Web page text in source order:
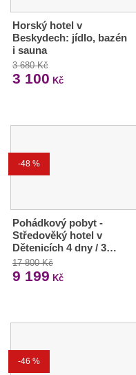
Horský hotel v
Beskydech: jídlo, bazén
i sauna
3 680 Kč
3 100 Kč
-48 %
Pohádkový pobyt -
Středověký hotel v
Dětenicích 4 dny / 3…
17 800 Kč
9 199 Kč
-46 %